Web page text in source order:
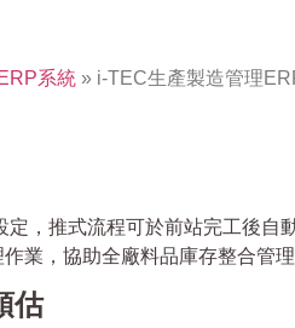
系統 » i-TEC生產製造管理
定，推式流程可於前站完工後自
業，協助全廠料品庫存整合管
估